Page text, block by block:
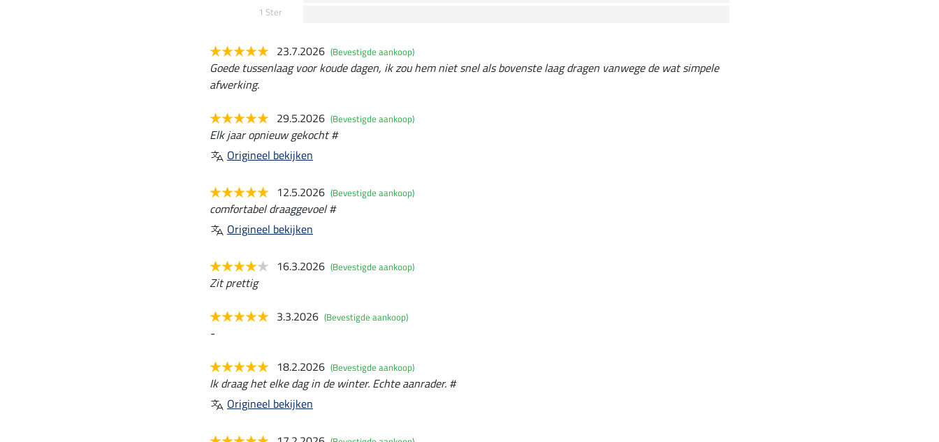
1 Ster
23.7.2026 (Bevestigde aankoop)
Goede tussenlaag voor koude dagen, ik zou hem niet snel als bovenste laag dragen vanwege de wat simpele
afwerking.
29.5.2026 (Bevestigde aankoop)
Elk jaar opnieuw gekocht #
Origineel bekijken
12.5.2026 (Bevestigde aankoop)
comfortabel draaggevoel #
Origineel bekijken
16.3.2026 (Bevestigde aankoop)
Zit prettig
3.3.2026 (Bevestigde aankoop)
-
18.2.2026 (Bevestigde aankoop)
Ik draag het elke dag in de winter. Echte aanrader. #
Origineel bekijken